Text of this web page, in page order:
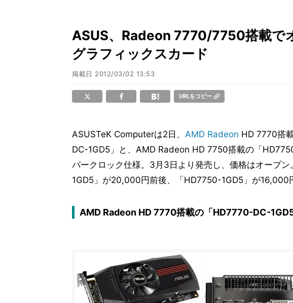
ASUS、Radeon 7770/7750搭載で
グラフィックスカード
掲載日 2012/03/02 13:53
URLをコピー
ASUSTeK Computerは2日、 AMD Radeon HD 7770搭
DC-1GD5」と、AMD Radeon HD 7750搭載の「
バークロック仕様。3月3日より発売し、価格はオープ
1GD5」が20,000円前後、「HD7750-1GD5」が16,000
AMD Radeon HD 7770搭載の「HD7770-DC-1GD5